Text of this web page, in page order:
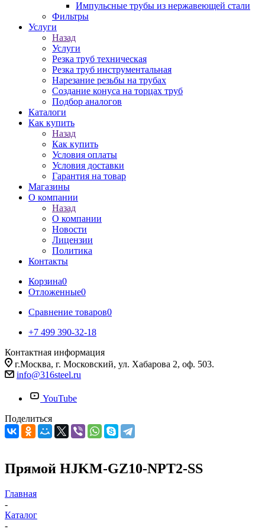
Импульсные трубы из нержавеющей стали
Фильтры
Услуги
Назад
Услуги
Резка труб техническая
Резка труб инструментальная
Нарезание резьбы на трубах
Создание конуса на торцах труб
Подбор аналогов
Каталоги
Как купить
Назад
Как купить
Условия оплаты
Условия доставки
Гарантия на товар
Магазины
О компании
Назад
О компании
Новости
Лицензии
Политика
Контакты
Корзина0
Отложенные0
Сравнение товаров0
+7 499 390-32-18
Контактная информация
г.Москва, г. Московский, ул. Хабарова 2, оф. 503.
info@316steel.ru
YouTube
Поделиться
Прямой HJKM-GZ10-NPT2-SS
Главная
-
Каталог
-